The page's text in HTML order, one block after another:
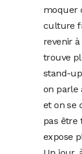
moquer
culture
revenir
trouve
stand-
on parle
et on se
pas être
expose